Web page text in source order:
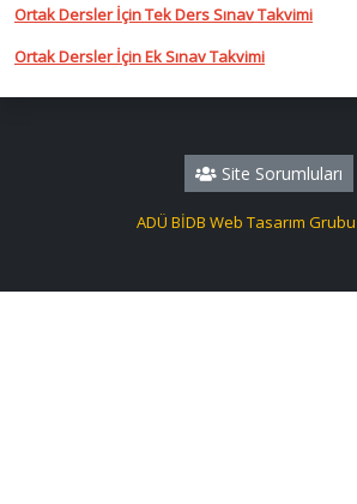
Ortak Dersler İçin Tek Ders Sınav Takvimi
Ortak Dersler İçin Ek Sınav Takvimi
Site Sorumluları
ADÜ BİDB Web Tasarım